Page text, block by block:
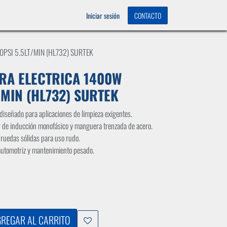
Iniciar sesión CONTACTO
5.5LT/MIN (HL732) SURTEK
ELECTRICA 1400W
(HL732) SURTEK
para aplicaciones de limpieza exigentes.
inducción monofásico y manguera trenzada de acero.
sólidas para uso rudo.
y mantenimiento pesado.
AL CARRITO